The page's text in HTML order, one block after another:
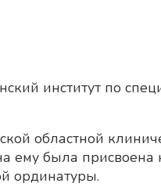
институт по
областной
ему была
ординатуры.